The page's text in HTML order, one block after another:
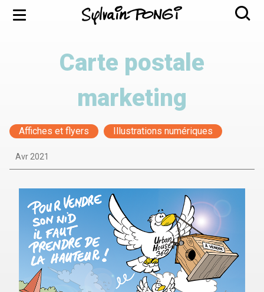
Aller
Menu
Carte postale
marketing
Affiches et flyers Illustrations numériques
Avr 2021